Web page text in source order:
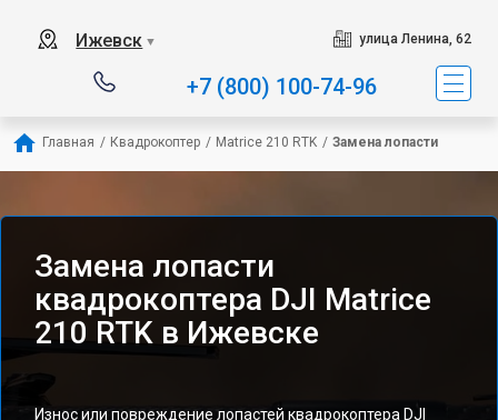
Ижевск ▼ улица Ленина, 62
+7 (800) 100-74-96
Главная / Квадрокоптер / Matrice 210 RTK / Замена лопасти
Замена лопасти
квадрокоптера DJI Matrice
210 RTK в Ижевске
Износ или повреждение лопастей квадрокоптера DJI